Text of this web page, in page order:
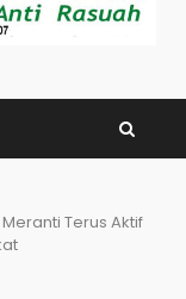
Terus Aktif